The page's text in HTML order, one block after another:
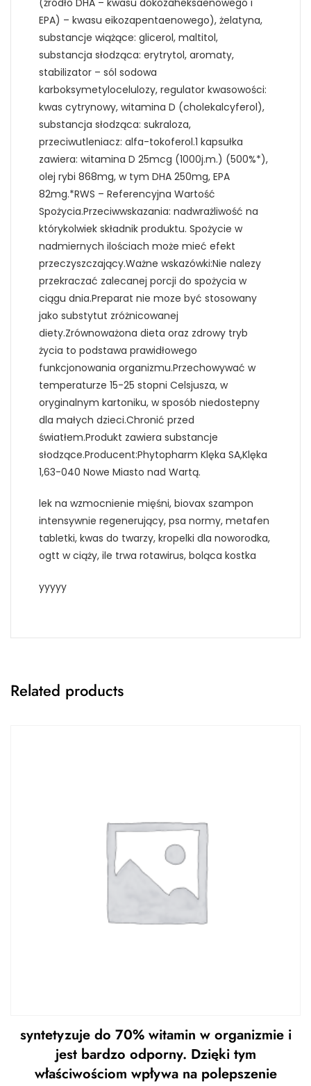
EPA) – kwasu eikozapentaenowego), żelatyna,
substancje wiążące: glicerol, maltitol,
substancja słodząca: erytrytol, aromaty,
stabilizator – sól sodowa
karboksymetylocelulozy, regulator kwasowości:
kwas cytrynowy, witamina D (cholekalcyferol),
substancja słodząca: sukraloza,
przeciwutleniacz: alfa-tokoferol.1 kapsułka
zawiera: witamina D 25mcg (1000j.m.) (500%*),
olej rybi 868mg, w tym DHA 250mg, EPA
82mg.*RWS – Referencyjna Wartość
Spożycia.Przeciwwskazania: nadwrażliwość na
którykolwiek składnik produktu. Spożycie w
nadmiernych ilościach może mieć efekt
przeczyszczający.Ważne wskazówki:Nie nalezy
przekraczać zalecanej porcji do spożycia w
ciągu dnia.Preparat nie moze być stosowany
jako substytut zróżnicowanej
diety.Zrównoważona dieta oraz zdrowy tryb
życia to podstawa prawidłowego
funkcjonowania organizmu.Przechowywać w
temperaturze 15-25 stopni Celsjusza, w
oryginalnym kartoniku, w sposób niedostepny
dla małych dzieci.Chronić przed
światłem.Produkt zawiera substancje
słodzące.Producent:Phytopharm Klęka SA,Klęka
1,63-040 Nowe Miasto nad Wartą.
lek na wzmocnienie mięśni, biovax szampon
intensywnie regenerujący, psa normy, metafen
tabletki, kwas do twarzy, kropelki dla noworodka,
ogtt w ciąży, ile trwa rotawirus, boląca kostka
yyyyy
Related products
syntetyzuje do 70% witamin w organizmie i
jest bardzo odporny. Dzięki tym
właściwościom wpływa na polepszenie